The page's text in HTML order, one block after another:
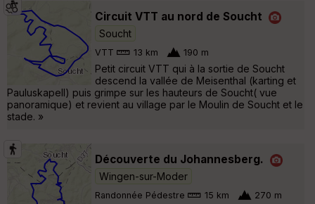
Circuit VTT au nord de Soucht
Soucht
VTT 13 km 190 m
Petit circuit VTT qui à la sortie de Soucht
descend la vallée de Meisenthal (karting et
Pauluskapell) puis grimpe sur les hauteurs de Soucht( vue
panoramique) et revient au village par le Moulin de Soucht et le
stade. »
Découverte du Johannesberg.
Wingen-sur-Moder
Randonnée Pédestre 15 km 270 m